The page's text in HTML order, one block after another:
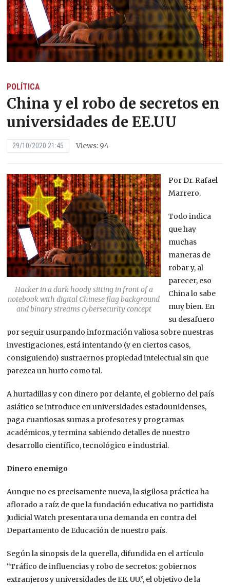
POLÍTICA
China y el robo de secretos en
universidades de EE.UU
29/10/2020 21:45 Views: 94
Hacker in a dark hoody sitting in front of a
notebook with digital Chinese flag background
and binary streams cybersecurity concept
Por Dr. Rafael
Marrero.
Todo indica
que hay
muchas
maneras de
robar y, al
parecer, eso
China lo sabe
muy bien. En
su desafuero
por seguir usurpando información valiosa sobre nuestras
investigaciones, está intentando (y en ciertos casos,
consiguiendo) sustraernos propiedad intelectual sin que
parezca un hurto como tal.
A hurtadillas y con dinero por delante, el gobierno del país
asiático se introduce en universidades estadounidenses,
paga cuantiosas sumas a profesores y programas
académicos, y termina sabiendo detalles de nuestro
desarrollo científico, tecnológico e industrial.
Dinero enemigo
Aunque no es precisamente nueva, la sigilosa práctica ha
aflorado a raíz de que la fundación educativa no partidista
Judicial Watch presentara una demanda en contra del
Departamento de Educación de nuestro país.
Según la sinopsis de la querella, difundida en el artículo
“Tráfico de influencias y robo de secretos: gobiernos
extranjeros y universidades de EE. UU.”, el objetivo de la